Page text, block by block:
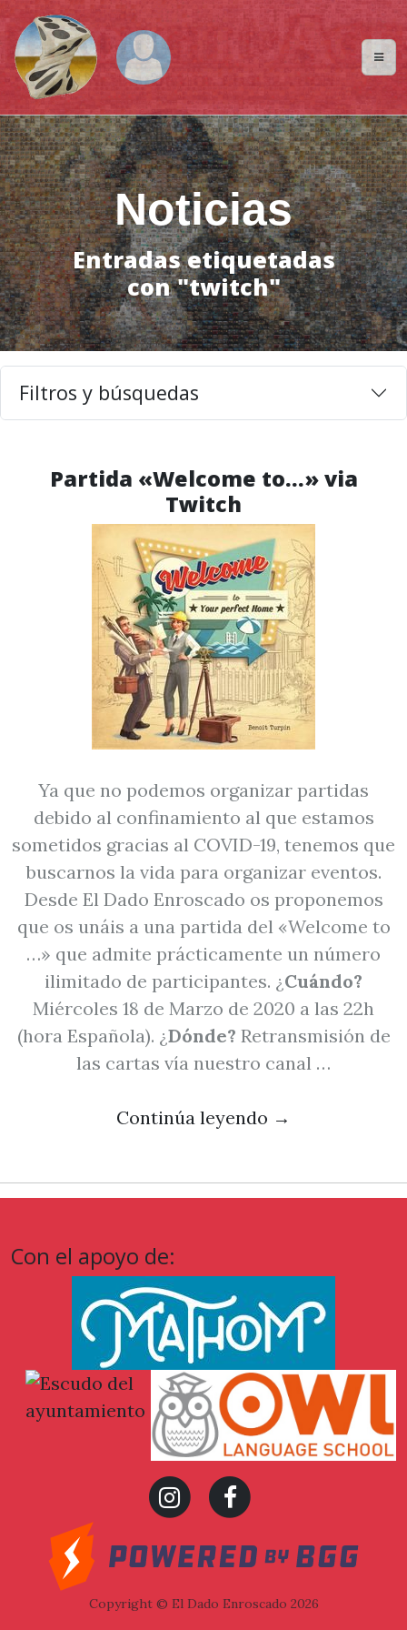
Noticias
Entradas etiquetadas
con "twitch"
Filtros y búsquedas
Partida «Welcome to…» via
Twitch
Ya que no podemos organizar partidas
debido al confinamiento al que estamos
sometidos gracias al COVID-19, tenemos que
buscarnos la vida para organizar eventos.
Desde El Dado Enroscado os proponemos
que os unáis a una partida del «Welcome to
…» que admite prácticamente un número
ilimitado de participantes. ¿Cuándo?
Miércoles 18 de Marzo de 2020 a las 22h
(hora Española). ¿Dónde? Retransmisión de
las cartas vía nuestro canal …
Continúa leyendo →
Con el apoyo de:
Ayuntamiento
de Sant
Andreu de la
Barca
Copyright © El Dado Enroscado 2026